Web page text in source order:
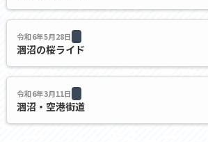
令和6年5月28日
涸沼の桜ライド
令和6年3月11日
涸沼・空港街道